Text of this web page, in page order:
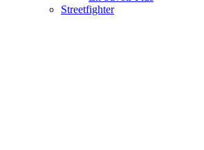
Streetfighter